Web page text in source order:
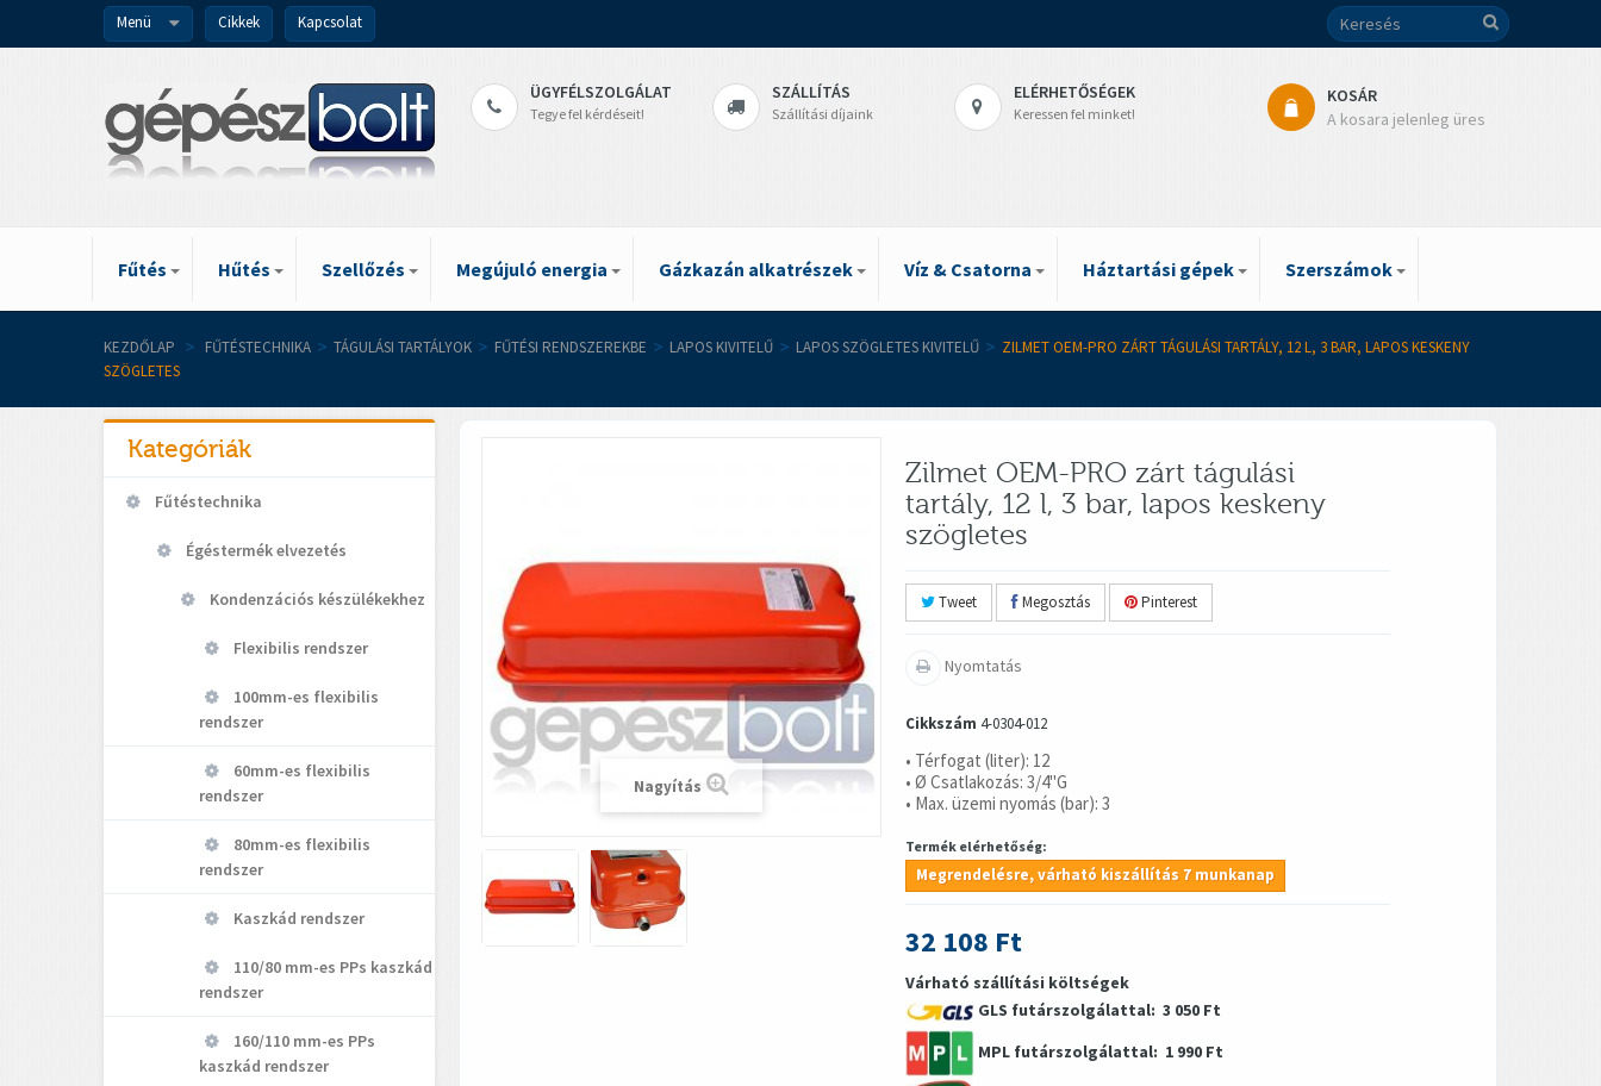
Menü Cikkek Kapcsolat
ÜGYFÉLSZOLGÁLAT
Tegye fel kérdéseit!
SZÁLLÍTÁS
Szállítási díjaink
ELÉRHETŐSÉGEK
Keressen fel minket!
KOSÁR
A kosara jelenleg üres
Fűtés Hűtés Szellőzés Megújuló energia Gázkazán alkatrészek Víz & Csatorna Háztartási gépek Szerszámok
KEZDŐLAP > FŰTÉSTECHNIKA > TÁGULÁSI TARTÁLYOK > FŰTÉSI RENDSZEREKBE > LAPOS KIVITELŰ > LAPOS SZÖGLETES KIVITELŰ > ZILMET OEM-PRO ZÁRT TÁGULÁSI TARTÁLY, 12 L, 3 BAR, LAPOS KESKENY
SZÖGLETES
Kategóriák
Fűtéstechnika
Égéstermék elvezetés
Kondenzációs készülékekhez
Flexibilis rendszer
100mm-es flexibilis
rendszer
60mm-es flexibilis
rendszer
80mm-es flexibilis
rendszer
Kaszkád rendszer
110/80 mm-es PPs kaszkád
rendszer
160/110 mm-es PPs
kaszkád rendszer
Nagyítás
Zilmet OEM-PRO zárt tágulási
tartály, 12 l, 3 bar, lapos keskeny
szögletes
Tweet Megosztás Pinterest
Nyomtatás
Cikkszám 4-0304-012
• Térfogat (liter): 12
• Ø Csatlakozás: 3/4"G
• Max. üzemi nyomás (bar): 3
Termék elérhetőség:
Megrendelésre, várható kiszállítás 7 munkanap
32 108 Ft
Várható szállítási költségek
GLS futárszolgálattal: 3 050 Ft
MPL futárszolgálattal: 1 990 Ft